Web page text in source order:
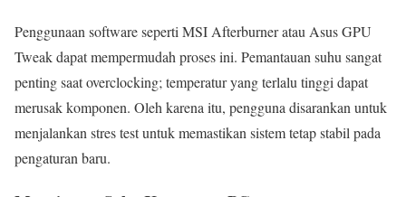
Penggunaan software seperti MSI Afterburner atau Asus GPU
Tweak dapat mempermudah proses ini. Pemantauan suhu sangat
penting saat overclocking; temperatur yang terlalu tinggi dapat
merusak komponen. Oleh karena itu, pengguna disarankan untuk
menjalankan stres test untuk memastikan sistem tetap stabil pada
pengaturan baru.